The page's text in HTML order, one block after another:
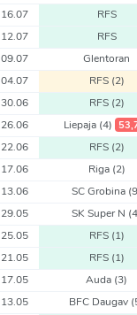
16.07 RFS
12.07 RFS
09.07 Glentoran
04.07 RFS (2)
30.06 RFS (2)
26.06 Liepaja (4)
22.06 RFS (2)
17.06 Riga (2)
13.06 SC Grobina
29.05 SK Super N
25.05 RFS (1)
21.05 RFS (1)
17.05 Auda (3)
13.05 BFC Daugav